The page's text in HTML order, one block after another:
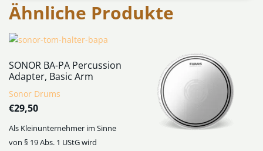
Ähnliche Produkte
SONOR BA-PA Percussion
Adapter, Basic Arm
Sonor Drums
€29,50
Als Kleinunternehmer im Sinne
von § 19 Abs. 1 UStG wird